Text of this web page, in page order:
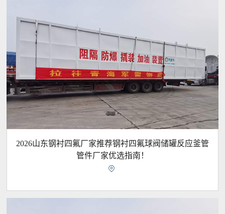
2026山东钢衬四氟厂家推荐钢衬四氟球阀储罐反应釜管
管件厂家优选指南！
